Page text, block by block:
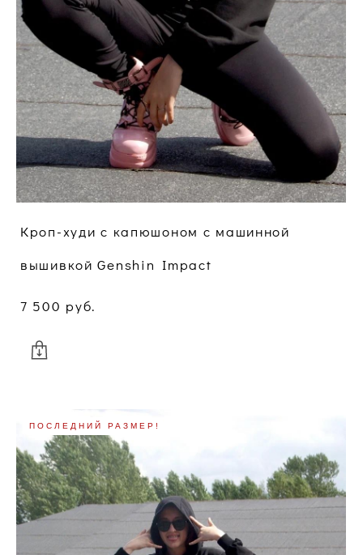
Кроп-худи с капюшоном c машинной
вышивкой Genshin Impact
7 500 pуб.
ПОСЛЕДНИЙ РАЗМЕР!